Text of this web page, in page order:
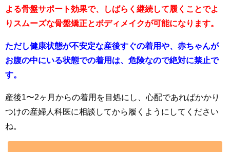
よる骨盤サポート効果で、しばらく継続して履くことでよ
りスムーズな骨盤矯正とボディメイクが可能になります。
ただし健康状態が不安定な産後すぐの着用や、赤ちゃんが
お腹の中にいる状態での着用は、危険なので絶対に禁止で
す。
産後1〜2ヶ月からの着用を目処にし、心配であればかかり
つけの産婦人科医に相談してから履くようにしてください
ね。